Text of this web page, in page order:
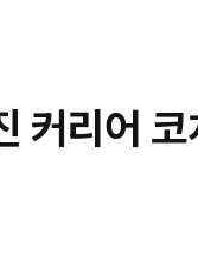
커리어